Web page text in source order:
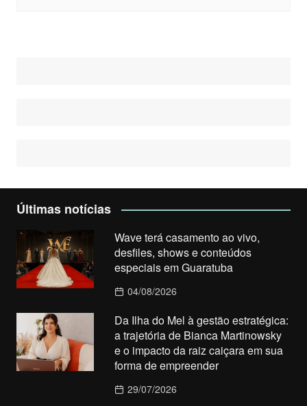
Últimas notícias
Wave terá casamento ao vivo,
desfiles, shows e conteúdos
especiais em Guaratuba
04/08/2026
Da Ilha do Mel à gestão estratégica:
a trajetória de Bianca Martinowsky
e o impacto da raiz caiçara em sua
forma de empreender
29/07/2026